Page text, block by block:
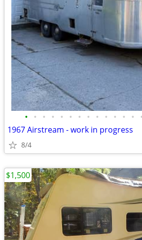
• • • • • • • • • • • • • •
1967 Airstream - work in progress
8/4
$1,500